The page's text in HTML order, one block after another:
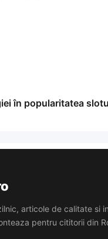
în popularitatea
articole de calitate si
pentru cititorii din